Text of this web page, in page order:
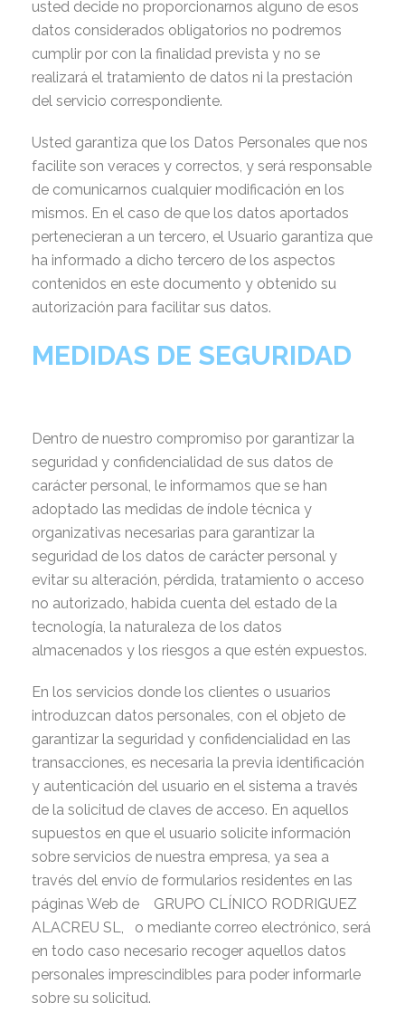
usted decide no proporcionarnos alguno de esos
datos considerados obligatorios no podremos
cumplir por con la finalidad prevista y no se
realizará el tratamiento de datos ni la prestación
del servicio correspondiente.
Usted garantiza que los Datos Personales que nos
facilite son veraces y correctos, y será responsable
de comunicarnos cualquier modificación en los
mismos. En el caso de que los datos aportados
pertenecieran a un tercero, el Usuario garantiza que
ha informado a dicho tercero de los aspectos
contenidos en este documento y obtenido su
autorización para facilitar sus datos.
MEDIDAS DE SEGURIDAD
Dentro de nuestro compromiso por garantizar la
seguridad y confidencialidad de sus datos de
carácter personal, le informamos que se han
adoptado las medidas de índole técnica y
organizativas necesarias para garantizar la
seguridad de los datos de carácter personal y
evitar su alteración, pérdida, tratamiento o acceso
no autorizado, habida cuenta del estado de la
tecnología, la naturaleza de los datos
almacenados y los riesgos a que estén expuestos.
En los servicios donde los clientes o usuarios
introduzcan datos personales, con el objeto de
garantizar la seguridad y confidencialidad en las
transacciones, es necesaria la previa identificación
y autenticación del usuario en el sistema a través
de la solicitud de claves de acceso. En aquellos
supuestos en que el usuario solicite información
sobre servicios de nuestra empresa, ya sea a
través del envío de formularios residentes en las
páginas Web de GRUPO CLÍNICO RODRIGUEZ
ALACREU SL, o mediante correo electrónico, será
en todo caso necesario recoger aquellos datos
personales imprescindibles para poder informarle
sobre su solicitud.